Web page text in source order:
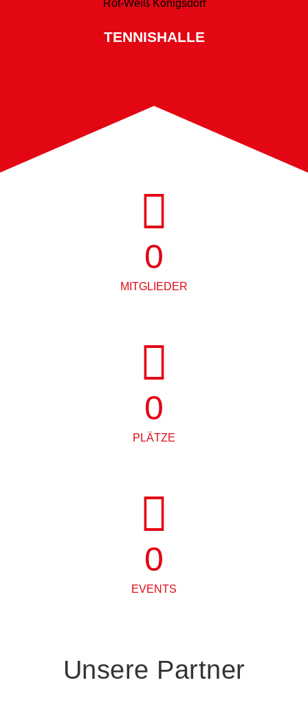
TENNISHALLE
0
MITGLIEDER
0
PLÄTZE
0
EVENTS
Unsere Partner